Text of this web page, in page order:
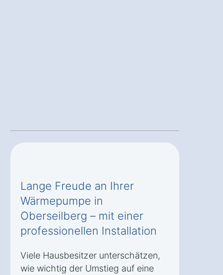
Lange Freude an Ihrer
Wärmepumpe in
Oberseilberg – mit einer
professionellen Installation
Viele Hausbesitzer unterschätzen,
wie wichtig der Umstieg auf eine